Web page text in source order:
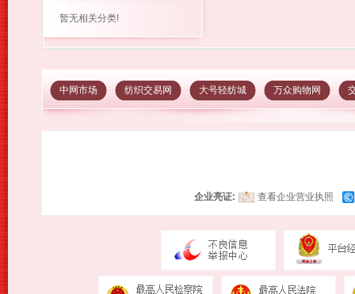
暂无相关分类!
中网市场 纺织交易网 大号轻纺城 万众购物网
企业亮证: 查看企业营业执照